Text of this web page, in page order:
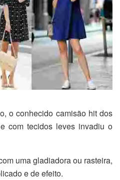
o conhecido camisão hit dos
com tecidos leves invadiu o
uma gladiadora ou rasteira,
e de efeito.